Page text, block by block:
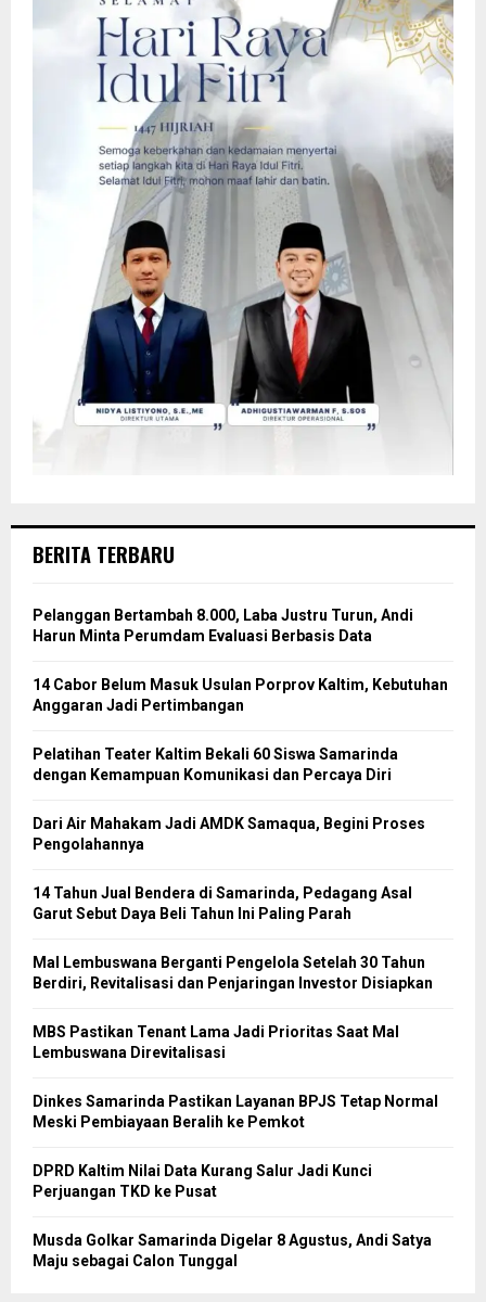
BERITA TERBARU
Pelanggan Bertambah 8.000, Laba Justru Turun, Andi
Harun Minta Perumdam Evaluasi Berbasis Data
14 Cabor Belum Masuk Usulan Porprov Kaltim, Kebutuhan
Anggaran Jadi Pertimbangan
Pelatihan Teater Kaltim Bekali 60 Siswa Samarinda
dengan Kemampuan Komunikasi dan Percaya Diri
Dari Air Mahakam Jadi AMDK Samaqua, Begini Proses
Pengolahannya
14 Tahun Jual Bendera di Samarinda, Pedagang Asal
Garut Sebut Daya Beli Tahun Ini Paling Parah
Mal Lembuswana Berganti Pengelola Setelah 30 Tahun
Berdiri, Revitalisasi dan Penjaringan Investor Disiapkan
MBS Pastikan Tenant Lama Jadi Prioritas Saat Mal
Lembuswana Direvitalisasi
Dinkes Samarinda Pastikan Layanan BPJS Tetap Normal
Meski Pembiayaan Beralih ke Pemkot
DPRD Kaltim Nilai Data Kurang Salur Jadi Kunci
Perjuangan TKD ke Pusat
Musda Golkar Samarinda Digelar 8 Agustus, Andi Satya
Maju sebagai Calon Tunggal